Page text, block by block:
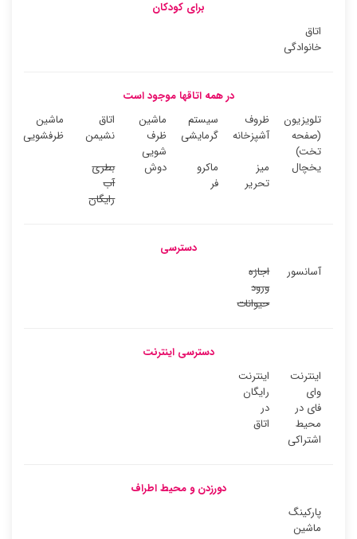
برای کودکان
اتاق
خانوادگی
در همه اتاقها موجود است
تلویزیون
(صفحه
تخت)
ظروف
آشپزخانه
سیستم
گرمایشی
ماشین
ظرف
شویی
اتاق
نشیمن
ماشین
ظرفشویی
یخچال
میز
تحریر
ماکرو
فر
دوش
بطری
آب
رایگان
دسترسی
آسانسور
اجازه
ورود
حیوانات
دسترسی اینترنت
اینترنت
وای
فای در
محیط
اشتراکی
اینترنت
رایگان
در
اتاق
دورزدن و محیط اطراف
پارکینگ
ماشین